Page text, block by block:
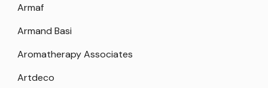
Armaf
Armand Basi
Aromatherapy Associates
Artdeco